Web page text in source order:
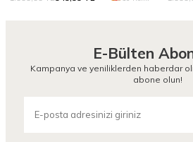
E-Bülten
Kampanya ve yeniliklerden haberdar
abone olun!